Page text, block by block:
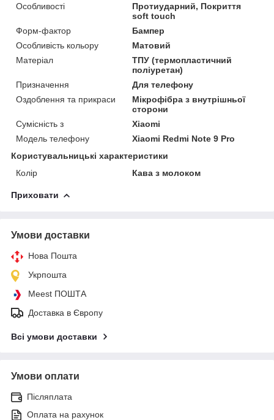
Особливості
Протиударний, Покриття
soft touch
Форм-фактор
Бампер
Особливість кольору
Матовий
Матеріал
ТПУ (термопластичний
поліуретан)
Призначення
Для телефону
Оздоблення та прикраси
Мікрофібра з внутрішньої
сторони
Сумісність з
Xiaomi
Модель телефону
Xiaomi Redmi Note 9 Pro
Користувальницькі характеристики
Колір
Кава з молоком
Приховати
Умови доставки
Нова Пошта
Укрпошта
Meest ПОШТА
Доставка в Європу
Всі умови доставки
Умови оплати
Післяплата
Оплата на рахунок